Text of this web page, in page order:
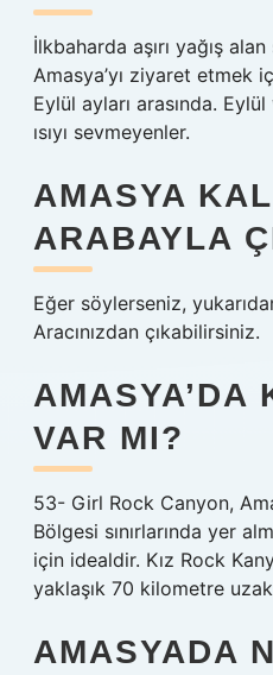
İlkbaharda aşırı yağış
Amasya’yı ziyaret etmek
Eylül ayları arasında. Eylül
ısıyı sevmeyenler.
AMASYA
ARABAYLA
Eğer söylerseniz,
Aracınızdan çıkabilirsiniz.
AMASYA’DA
VAR MI?
53- Girl Rock Canyon,
Bölgesi sınırlarında yer
için idealdir. Kız Rock
yaklaşık 70 kilometre
AMASYADA